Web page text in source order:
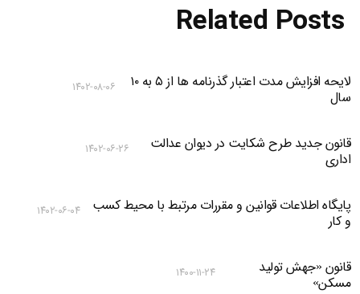
Related Posts
لایحه افزایش مدت اعتبار گذرنامه ها از ۵ به ۱۰
سال
۱۴۰۲-۰۸-۰۶
قانون جدید طرح شکایت در دیوان عدالت
اداری
۱۴۰۲-۰۶-۲۶
پایگاه اطلاعات قوانین و مقررات مرتبط با محیط کسب
و کار
۱۴۰۲-۰۶-۰۴
قانون «جهش تولید
مسکن»
۱۴۰۰-۱۱-۲۴